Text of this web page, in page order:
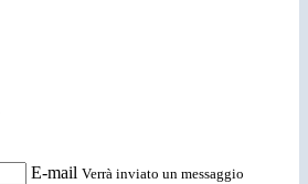
E-mail Verrà inviato un messaggio